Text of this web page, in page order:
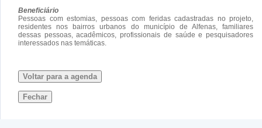
Beneficiário
Pessoas com estomias, pessoas com feridas cadastradas no projeto,
residentes nos bairros urbanos do município de Alfenas, familiares
dessas pessoas, acadêmicos, profissionais de saúde e pesquisadores
interessados nas temáticas.
Voltar para a agenda
Fechar